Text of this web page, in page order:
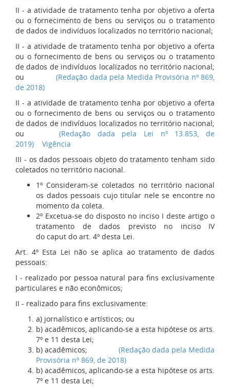
II - a atividade de tratamento tenha por objetivo a oferta
ou o fornecimento de bens ou serviços ou o tratamento
de dados de indivíduos localizados no território nacional;
II - a atividade de tratamento tenha por objetivo a oferta
ou o fornecimento de bens ou serviços ou o tratamento
de dados de indivíduos localizados no território nacional;
ou(Redação dada pela Medida Provisória nº 869,
de 2018)
II - a atividade de tratamento tenha por objetivo a oferta
ou o fornecimento de bens ou serviços ou o tratamento
de dados de indivíduos localizados no território nacional;
ou(Redação dada pela Lei nº 13.853, de
2019)
Vigência
III - os dados pessoais objeto do tratamento tenham sido
coletados no território nacional.
1º Consideram-se coletados no território nacional
os dados pessoais cujo titular nele se encontre no
momento da coleta.
2º Excetua-se do disposto no inciso I deste artigo o
tratamento de dados previsto no inciso IV
do caput do art. 4º desta Lei.
Art. 4º Esta Lei não se aplica ao tratamento de dados
pessoais:
I - realizado por pessoa natural para fins exclusivamente
particulares e não econômicos;
II - realizado para fins exclusivamente:
a) jornalístico e artísticos; ou
b) acadêmicos, aplicando-se a esta hipótese os arts.
7º e 11 desta Lei;
b) acadêmicos; (Redação dada pela Medida
Provisória nº 869, de 2018)
b) acadêmicos, aplicando-se a esta hipótese os arts.
7º e 11 desta Lei;